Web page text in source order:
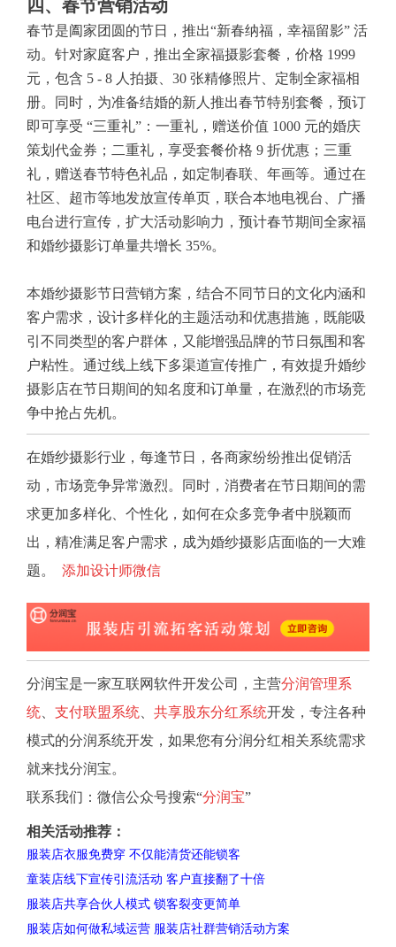
四、春节营销活动
春节是阖家团圆的节日，推出“新春纳福，幸福留影” 活
动。针对家庭客户，推出全家福摄影套餐，价格 1999
元，包含 5 - 8 人拍摄、30 张精修照片、定制全家福相
册。同时，为准备结婚的新人推出春节特别套餐，预订
即可享受 “三重礼”：一重礼，赠送价值 1000 元的婚庆
策划代金券；二重礼，享受套餐价格 9 折优惠；三重
礼，赠送春节特色礼品，如定制春联、年画等。通过在
社区、超市等地发放宣传单页，联合本地电视台、广播
电台进行宣传，扩大活动影响力，预计春节期间全家福
和婚纱摄影订单量共增长 35%。
本婚纱摄影节日营销方案，结合不同节日的文化内涵和
客户需求，设计多样化的主题活动和优惠措施，既能吸
引不同类型的客户群体，又能增强品牌的节日氛围和客
户粘性。通过线上线下多渠道宣传推广，有效提升婚纱
摄影店在节日期间的知名度和订单量，在激烈的市场竞
争中抢占先机。
在婚纱摄影行业，每逢节日，各商家纷纷推出促销活
动，市场竞争异常激烈。同时，消费者在节日期间的需
求更加多样化、个性化，如何在众多竞争者中脱颖而
出，精准满足客户需求，成为婚纱摄影店面临的一大难
题。 添加设计师微信
分润宝是一家互联网软件开发公司，主营分润管理系
统、 支付联盟系统、 共享股东分红系统开发，专注各种
模式的分润系统开发，如果您有分润分红相关系统需求
就来找分润宝。
联系我们：微信公众号搜索“分润宝”
相关活动推荐：
服装店衣服免费穿 不仅能清货还能锁客
童装店线下宣传引流活动 客户直接翻了十倍
服装店共享合伙人模式 锁客裂变更简单
服装店如何做私域运营 服装店社群营销活动方案